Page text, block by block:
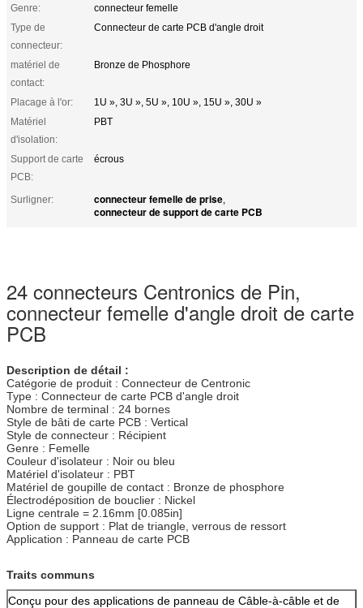
Genre:
connecteur femelle
Type de
connecteur:
Connecteur de carte PCB d'angle droit
matériel de
contact:
Bronze de Phosphore
Placage à l'or:
1U », 3U », 5U », 10U », 15U », 30U »
Matériel
d'isolation:
PBT
Support de carte
PCB:
écrous
Surligner: connecteur femelle de prise,
connecteur de support de carte PCB
24 connecteurs Centronics de Pin,
connecteur femelle d'angle droit de carte
PCB
Description de détail :
Catégorie de produit : Connecteur de Centronic
Type : Connecteur de carte PCB d'angle droit
Nombre de terminal : 24 bornes
Style de bâti de carte PCB : Vertical
Style de connecteur : Récipient
Genre : Femelle
Couleur d'isolateur : Noir ou bleu
Matériel d'isolateur : PBT
Matériel de goupille de contact : Bronze de phosphore
Électrodéposition de bouclier : Nickel
Ligne centrale = 2.16mm [0.085in]
Option de support : Plat de triangle, verrous de ressort
Application : Panneau de carte PCB
Traits communs
Conçu pour des applications de panneau de Câble-à-câble et de